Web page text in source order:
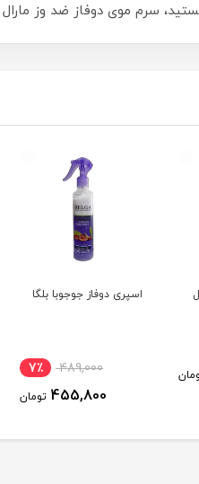
سرم موی دوفاز ضد وز مارال
اسپری دوفاز جوجوبا بلگا
489,000 7٪
455,800 تومان